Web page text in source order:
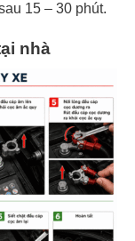
15 – 30 phút.
nhà